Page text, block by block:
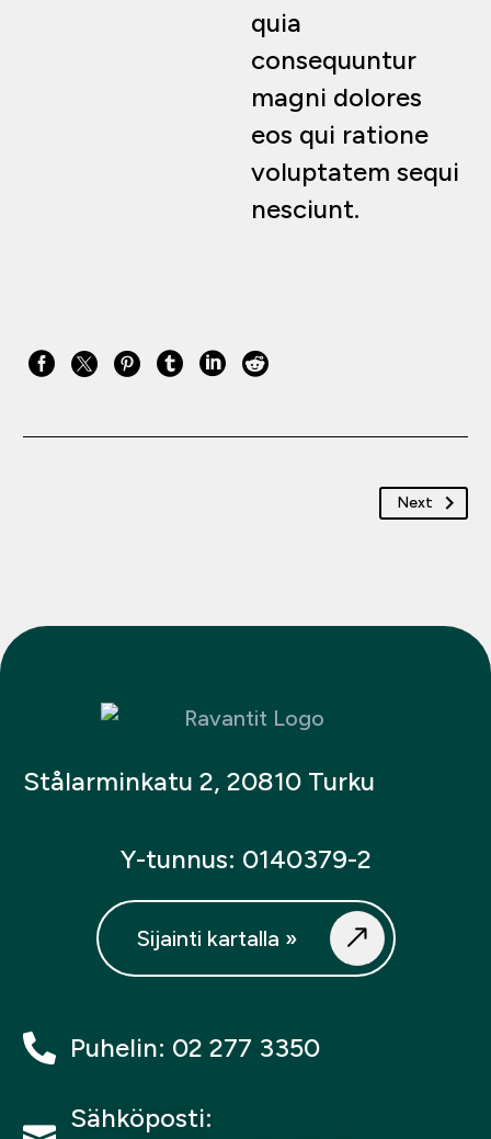
quia
consequuntur
magni dolores
eos qui ratione
voluptatem sequi
nesciunt.
Next
Stålarminkatu 2, 20810 Turku
Y-tunnus: 0140379-2
Sijainti kartalla »
Puhelin: 02 277 3350
Sähköposti: